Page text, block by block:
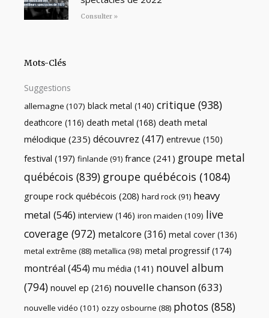
Consulter »
Mots-Clés
Suggestions
allemagne (107) black metal (140) critique (938)
deathcore (116) death metal (168) death metal
mélodique (235) découvrez (417) entrevue (150)
festival (197) finlande (91) france (241) groupe metal
québécois (839) groupe québécois (1084)
groupe rock québécois (208) hard rock(91) heavy
metal (546) interview (146) iron maiden (109) live
coverage (972) metalcore (316) metal cover (136)
metal extrême (88) metallica (98) metal progressif(174)
montréal (454) mu média (141) nouvel album
(794) nouvel ep (216) nouvelle chanson(633)
nouvelle vidéo (101) ozzy osbourne (88) photos (858)